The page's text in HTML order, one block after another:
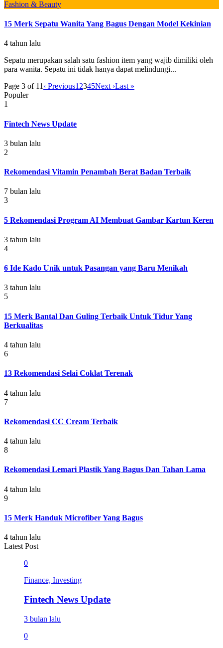
Fashion & Beauty
15 Merk Sepatu Wanita Yang Bagus Dengan Model Kekinian
4 tahun lalu
Sepatu merupakan salah satu fashion item yang wajib dimiliki oleh
para wanita. Sepatu ini tidak hanya dapat melindungi...
Page 3 of 11 ‹ Previous1 2345Next ›Last »
Populer
1
Fintech News Update
3 bulan lalu
2
Rekomendasi Vitamin Penambah Berat Badan Terbaik
7 bulan lalu
3
5 Rekomendasi Program AI Membuat Gambar Kartun Keren
3 tahun lalu
4
6 Ide Kado Unik untuk Pasangan yang Baru Menikah
3 tahun lalu
5
15 Merk Bantal Dan Guling Terbaik Untuk Tidur Yang
Berkualitas
4 tahun lalu
6
13 Rekomendasi Selai Coklat Terenak
4 tahun lalu
7
Rekomendasi CC Cream Terbaik
4 tahun lalu
8
Rekomendasi Lemari Plastik Yang Bagus Dan Tahan Lama
4 tahun lalu
9
15 Merk Handuk Microfiber Yang Bagus
4 tahun lalu
Latest Post
0
Finance, Investing
Fintech News Update
3 bulan lalu
0